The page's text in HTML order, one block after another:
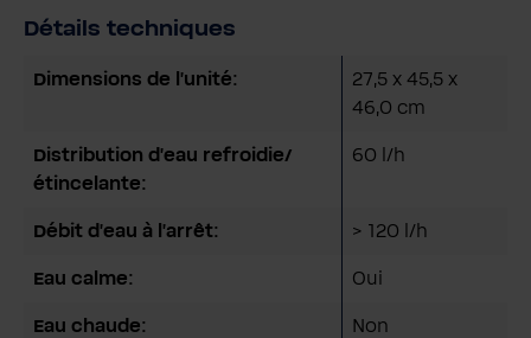
Détails techniques
Dimensions de l'unité:
27,5 x 45,5 x
46,0 cm
Distribution d'eau refroidie/
étincelante:
60 l/h
Débit d'eau à l'arrêt: > 120 l/h
Eau calme: Oui
Eau chaude: Non